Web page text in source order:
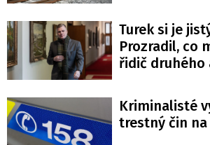
Turek si je
Prozradil, co
řidič druhého
Kriminalisté
trestný čin na